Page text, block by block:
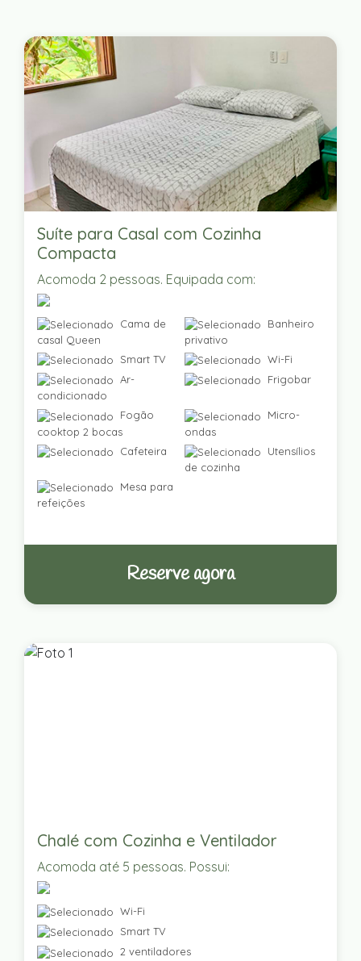
Suíte para Casal com Cozinha
Compacta
Acomoda 2 pessoas. Equipada com:
Cama de
casal Queen
Banheiro
privativo
Smart TV
Wi-Fi
Ar-
condicionado
Frigobar
Fogão
cooktop 2 bocas
Micro-
ondas
Cafeteira
Utensílios
de cozinha
Mesa para
refeições
Reserve agora
Chalé com Cozinha e Ventilador
Acomoda até 5 pessoas. Possui:
Wi-Fi
Smart TV
2 ventiladores